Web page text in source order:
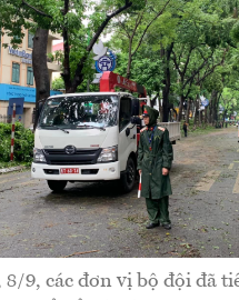
8/9, các đơn vị bộ đội đã